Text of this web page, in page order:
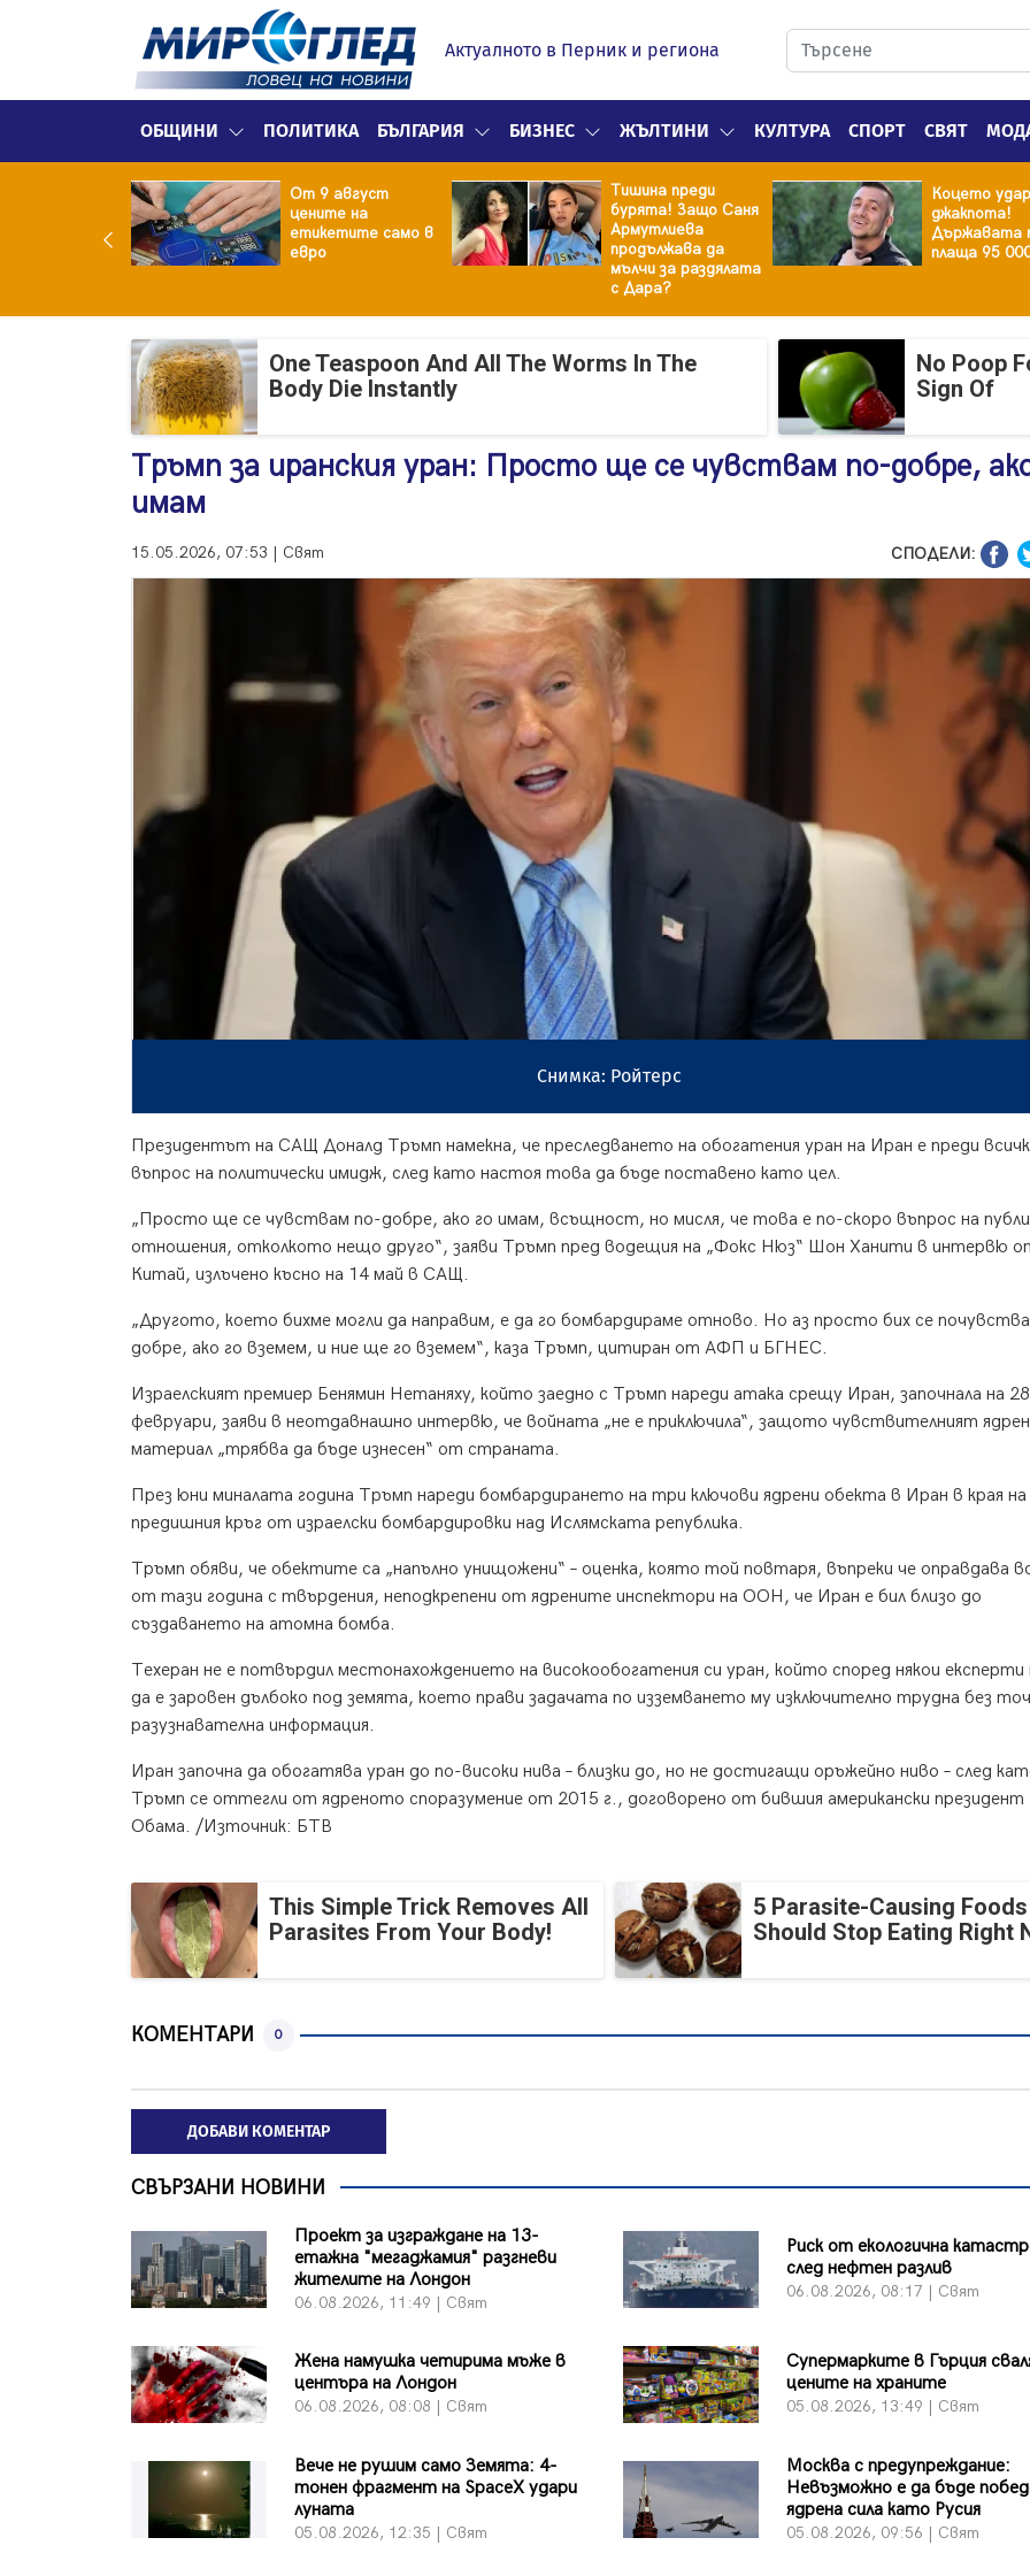
Актуалното в Перник и региона
ОБЩИНИ ПОЛИТИКА БЪЛГАРИЯ БИЗНЕС ЖЪЛТИНИ КУЛТУРА СПОРТ СВЯТ
От 9 август
цените на
етикетите само в
евро
Тишина преди
бурята! Защо Саня
Армутлиева
продължава да
мълчи за раздялата
с Дара?
Коцето
джакпота!
Държавата
плаща 95
One Teaspoon And All The Worms In The
Body Die Instantly
No Poop
Sign Of
Тръмп за иранския уран: Просто ще се чувствам по-добре,
имам
15.05.2026, 07:53 | Свят СПОДЕЛИ:
Снимка: Ройтерс
Президентът на САЩ Доналд Тръмп намекна, че преследването на обогатения уран на Иран е преди
въпрос на политически имидж, след като настоя това да бъде поставено като цел.
„Просто ще се чувствам по-добре, ако го имам, всъщност, но мисля, че това е по-скоро въпрос на
отношения, отколкото нещо друго“, заяви Тръмп пред водещия на „Фокс Нюз“ Шон Ханити в интервю
Китай, излъчено късно на 14 май в САЩ.
„Другото, което бихме могли да направим, е да го бомбардираме отново. Но аз просто бих се
добре, ако го вземем, и ние ще го вземем“, каза Тръмп, цитиран от АФП и БГНЕС.
Израелският премиер Бенямин Нетаняху, който заедно с Тръмп нареди атака срещу Иран, започнала на 28
февруари, заяви в неотдавнашно интервю, че войната „не е приключила“, защото чувствителният ядрен
материал „трябва да бъде изнесен“ от страната.
През юни миналата година Тръмп нареди бомбардирането на три ключови ядрени обекта в Иран в края на
предишния кръг от израелски бомбардировки над Ислямската република.
Тръмп обяви, че обектите са „напълно унищожени“ – оценка, която той повтаря, въпреки че оправдава
от тази година с твърдения, неподкрепени от ядрените инспектори на ООН, че Иран е бил близо до
създаването на атомна бомба.
Техеран не е потвърдил местонахождението на високообогатения си уран, който според някои
да е заровен дълбоко под земята, което прави задачата по изземването му изключително трудна без
разузнавателна информация.
Иран започна да обогатява уран до по-високи нива – близки до, но не достигащи оръжейно ниво – след
Тръмп се оттегли от ядреното споразумение от 2015 г., договорено от бившия американски президент
Обама. /Източник: БТВ
This Simple Trick Removes All
Parasites From Your Body!
5 Parasite-Causing
Should Stop Eating Right
КОМЕНТАРИ 0
ДОБАВИ КОМЕНТАР
СВЪРЗАНИ НОВИНИ
Проект за изграждане на 13-
етажна "мегаджамия" разгневи
жителите на Лондон
06.08.2026, 11:49 | Свят
Риск от екологична
след нефтен разлив
06.08.2026, 08:17 | Свят
Жена намушка четирима мъже в
центъра на Лондон
06.08.2026, 08:08 | Свят
Супермарките в Гърция
цените на храните
05.08.2026, 13:49 | Свят
Вече не рушим само Земята: 4-
тонен фрагмент на SpaceX удари
луната
05.08.2026, 12:35 | Свят
Москва с предупреждание:
Невъзможно е да бъде
ядрена сила като Русия
05.08.2026, 09:56 | Свят